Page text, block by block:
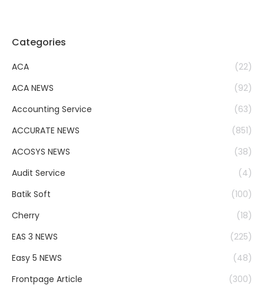
Categories
ACA
(22)
ACA NEWS
(92)
Accounting Service
(63)
ACCURATE NEWS
(851)
ACOSYS NEWS
(38)
Audit Service
(4)
Batik Soft
(100)
Cherry
(18)
EAS 3 NEWS
(225)
Easy 5 NEWS
(48)
Frontpage Article
(300)